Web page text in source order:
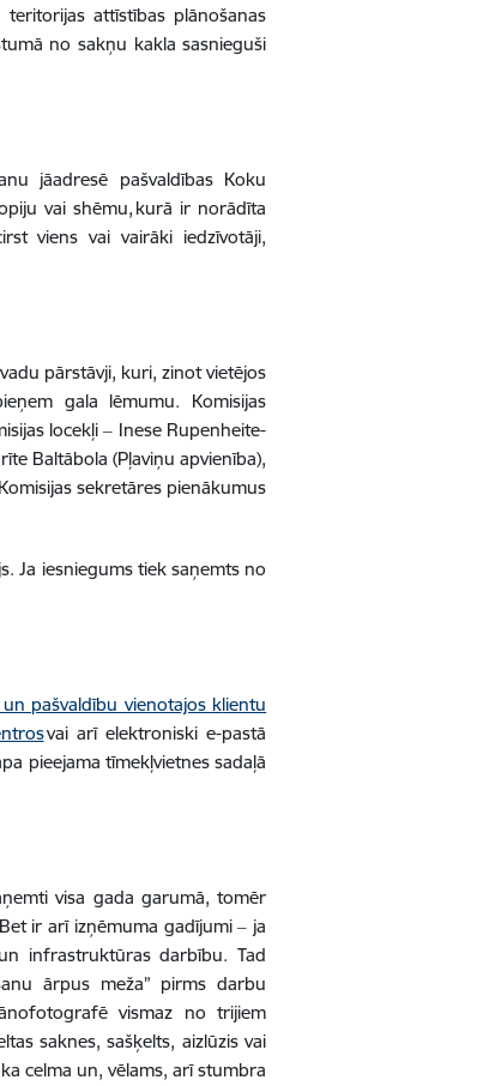
attīstības plānošanas
no sakņu kakla sasnieguši
jāadresē pašvaldības Koku
vai shēmu, kurā ir norādīta
viens vai vairāki iedzīvotāji,
pārstāvji, kuri, zinot vietējos
gala lēmumu. Komisijas
locekļi ‒ Inese Rupenheite-
Baltābola (Pļaviņu apvienība),
sekretāres pienākumus
Ja iesniegums tiek saņemts no
un pašvaldību vienotajos klientu
vai arī elektroniski e-pastā
pieejama tīmekļvietnes sadaļā
visa gada garumā, tomēr
ir arī izņēmuma gadījumi ‒ ja
infrastruktūras darbību. Tad
ārpus meža” pirms darbu
vismaz no trijiem
saknes, sašķelts, aizlūzis vai
celma un, vēlams, arī stumbra